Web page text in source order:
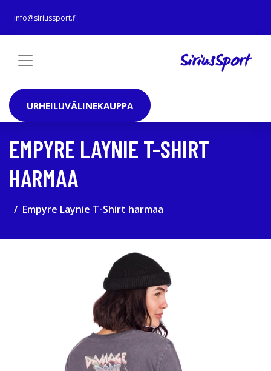
info@siriussport.fi
URHEILUVÄLINEKAUPPA
EMPYRE LAYNIE T-SHIRT
HARMAA
Empyre Laynie T-Shirt harmaa